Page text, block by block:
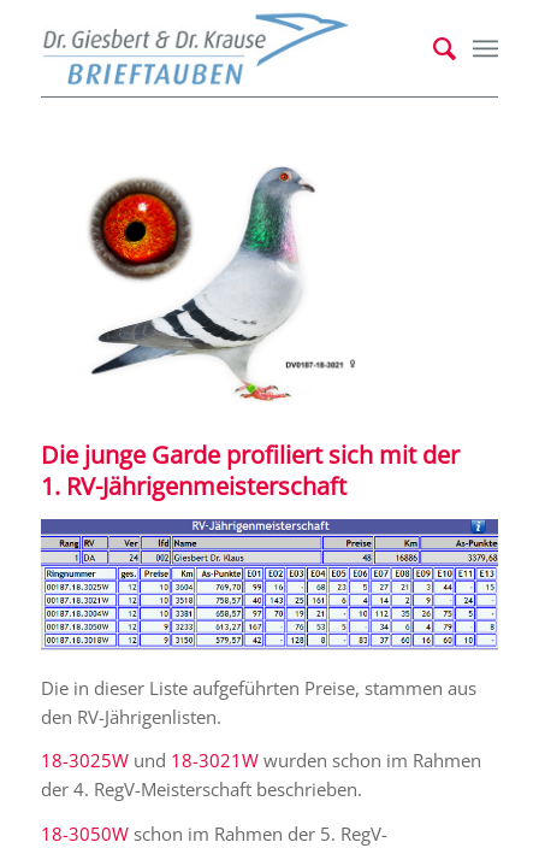
Die junge Garde profiliert sich mit der
1. RV-Jährigenmeisterschaft
Die in dieser Liste aufgeführten Preise, stammen aus
den RV-Jährigenlisten.
18-3025Wund 18-3021Wwurden schon im Rahmen
der 4. RegV-Meisterschaft beschrieben.
18-3050Wschon im Rahmen der 5. RegV-